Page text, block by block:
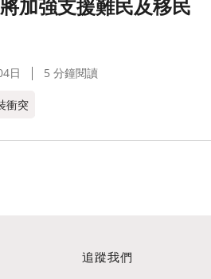
加強支援難民及移民
日 5 分鐘閱讀
衝突
追蹤我們